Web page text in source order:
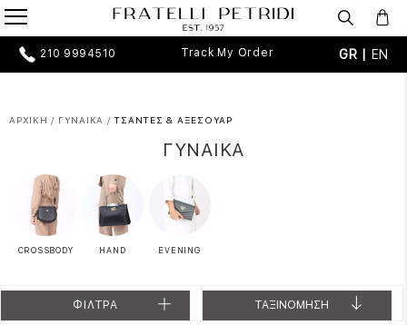
210 9994510 Track My Order GR | EN
ΑΡΧΙΚΗ / ΓΥΝΑΙΚΑ /ΤΣΑΝΤΕΣ & ΑΞΕΣΟΥΑΡ
ΓΥΝΑΙΚΑ
CROSSBODY HAND EVENING
ΦΙΛΤΡΑ ΤΑΞΙΝΟΜΗΣΗ